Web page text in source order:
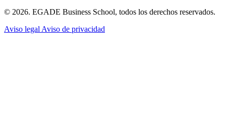
© 2026. EGADE Business School, todos los derechos reservados.
Aviso legal Aviso de privacidad